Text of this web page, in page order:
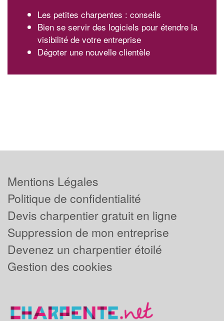
Les petites charpentes : conseils
Bien se servir des logiciels pour étendre la
visibilité de votre entreprise
Dégoter une nouvelle clientèle
Mentions Légales
Politique de confidentialité
Devis charpentier gratuit en ligne
Suppression de mon entreprise
Devenez un charpentier étoilé
Gestion des cookies